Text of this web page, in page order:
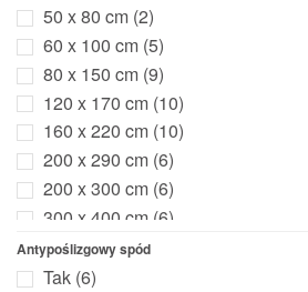
50 x 80 cm (2)
60 x 100 cm (5)
80 x 150 cm (9)
120 x 170 cm (10)
160 x 220 cm (10)
200 x 290 cm (6)
200 x 300 cm (6)
300 x 400 cm (6)
400 x 500 cm
Antypoślizgowy spód
Tak (6)